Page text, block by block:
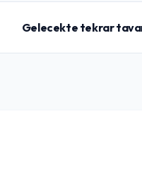
Gelecekte tekrar